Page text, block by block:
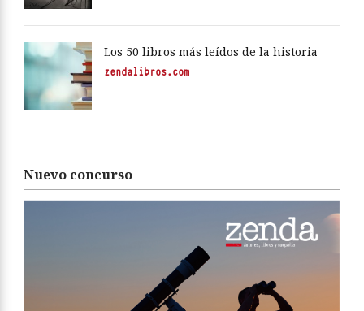
Los 50 libros más leídos de la historia
zendalibros.com
Nuevo concurso